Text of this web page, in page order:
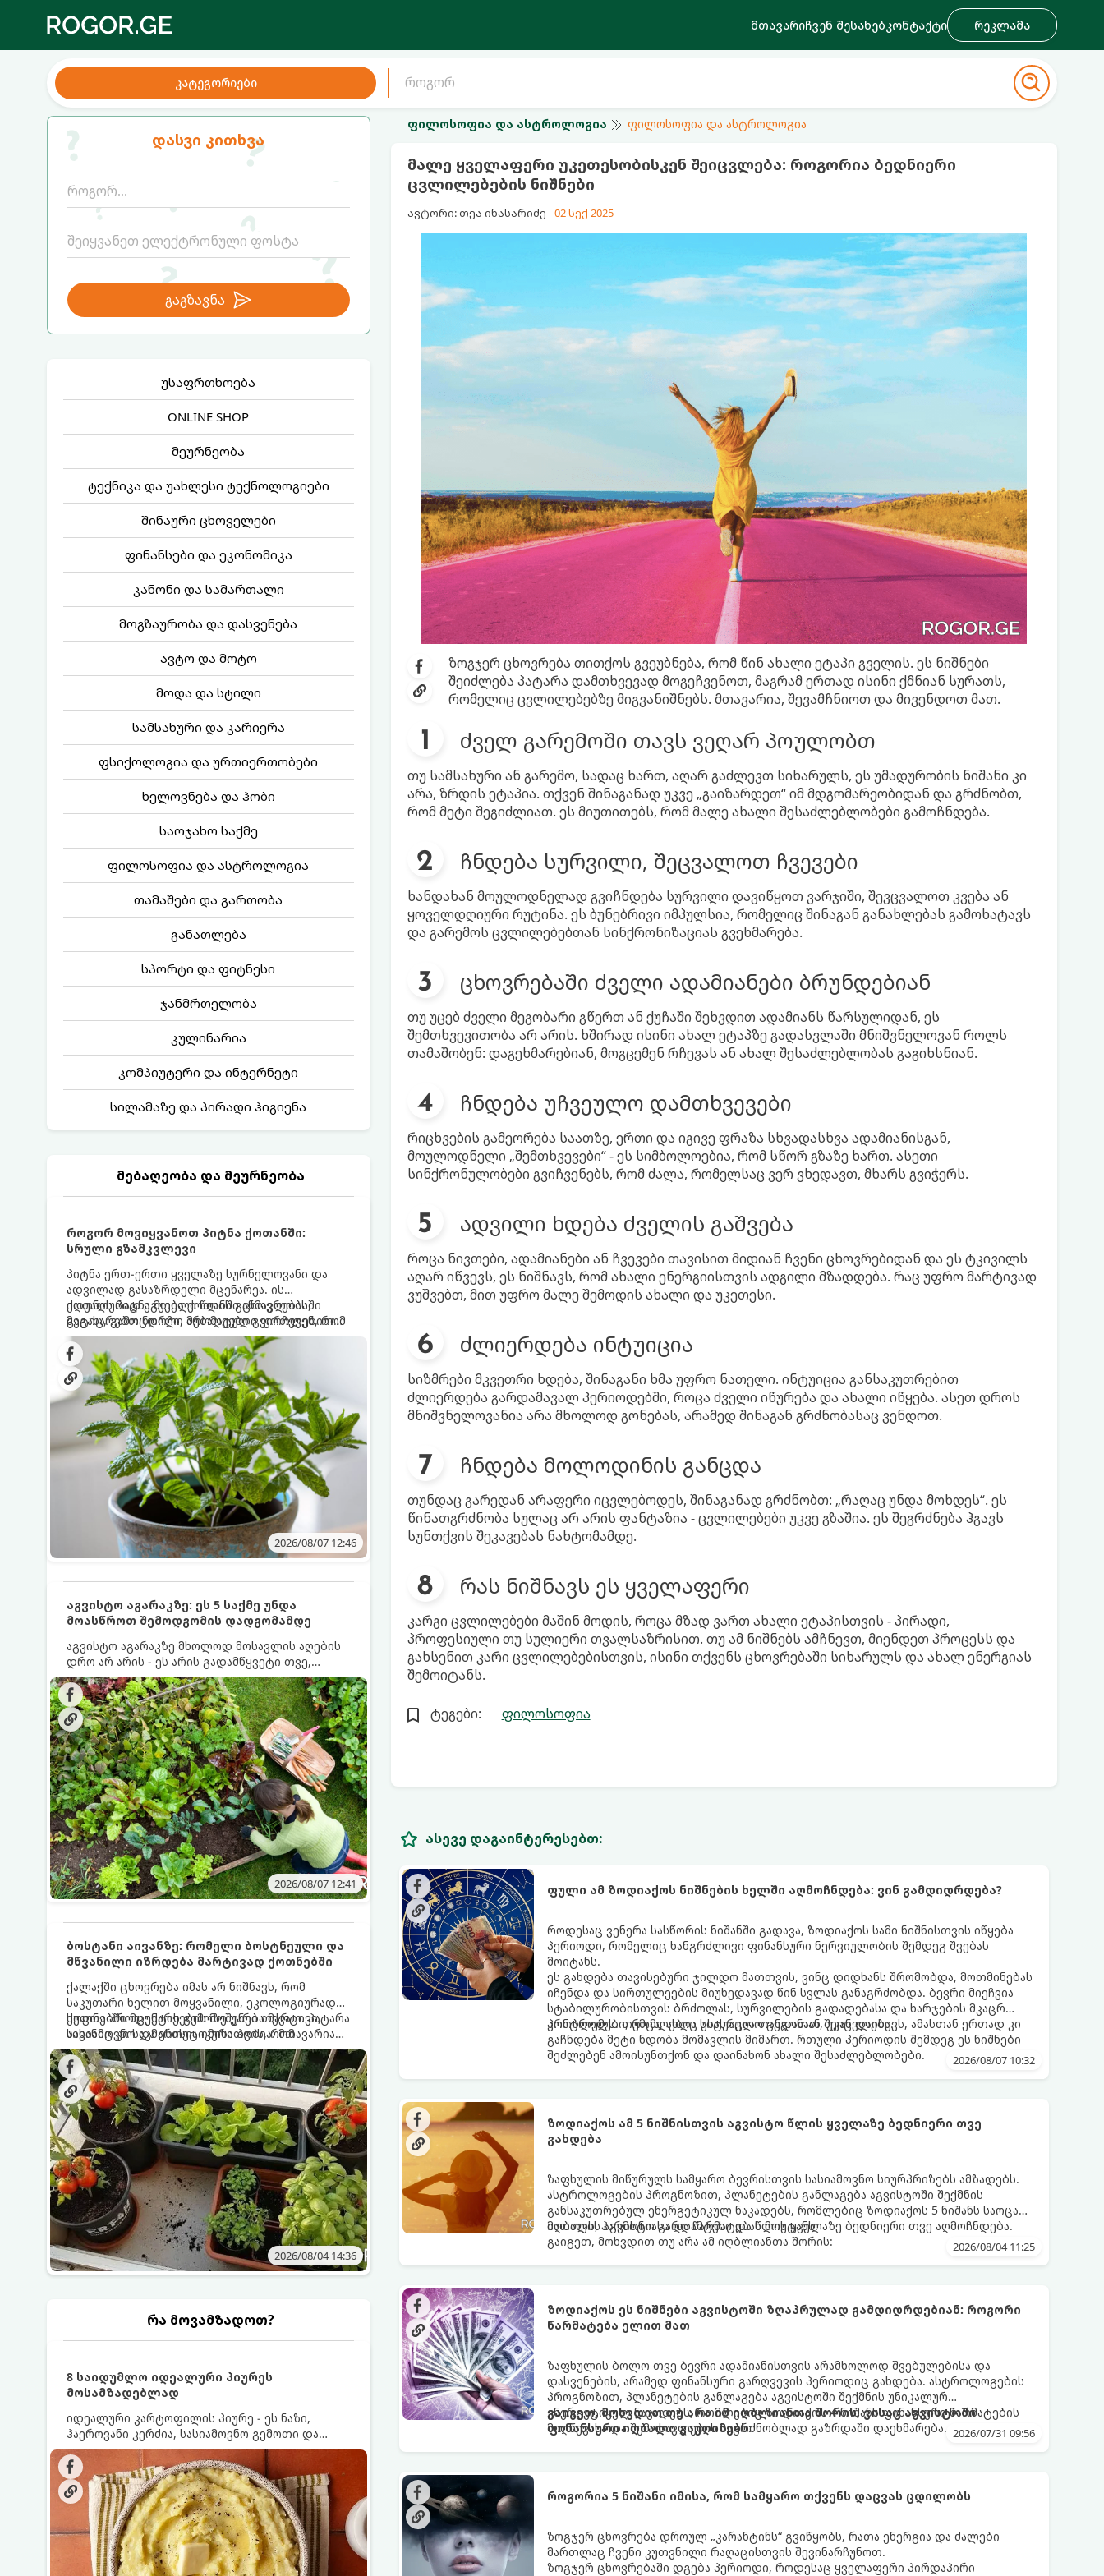
მთავარიჩვენ შესახებკონტაქტი რეკლამა
კატეგორიები
დასვი კითხვა
გაგზავნა
უსაფრთხოება
ONLINE SHOP
მეურნეობა
ტექნიკა და უახლესი ტექნოლოგიები
შინაური ცხოველები
ფინანსები და ეკონომიკა
კანონი და სამართალი
მოგზაურობა და დასვენება
ავტო და მოტო
მოდა და სტილი
სამსახური და კარიერა
ფსიქოლოგია და ურთიერთობები
ხელოვნება და ჰობი
საოჯახო საქმე
ფილოსოფია და ასტროლოგია
თამაშები და გართობა
განათლება
სპორტი და ფიტნესი
ჯანმრთელობა
კულინარია
კომპიუტერი და ინტერნეტი
სილამაზე და პირადი ჰიგიენა
მებაღეობა და მეურნეობა
როგორ მოვიყვანოთ პიტნა ქოთანში:
სრული გზამკვლევი
პიტნა ერთ-ერთი ყველაზე სურნელოვანი და
ადვილად გასაზრდელი მცენარეა. ის
იდეალურად ეგუება ქოთანში ცხოვრებას,
მეტიც, გამოცდილი მებაღეები გვირჩევენ, რომ
პიტნა მხოლოდ ქოთანში მოვიყვანოთ, რადგან
ღია გრუნტში (ბაღში) დარგვისას ის ფესვებით
ძალიან სწრაფად ვრცელდება და სხვა
მცენარეებს ავიწროებს.
ქოთნის პიტნა მთელი წლის განმავლობაში
გაგახარებთ ნორჩი, არომატული ფოთლებით
ჩაის, ლიმონათისა თუ კერძებისთვის.
2026/08/07 12:46
აგვისტო აგარაკზე: ეს 5 საქმე უნდა
მოასწროთ შემოდგომის დადგომამდე
აგვისტო აგარაკზე მხოლოდ მოსავლის აღების
დრო არ არის - ეს არის გადამწყვეტი თვე,
როდესაც საფუძველი ეყრება მომავალი წლის
მოსავალს და ბაღი მზადდება შემოდგომა-
ზამთრის სეზონისთვის. იმისათვის, რომ
ნიადაგმა ენერგია აღიდგინოს, ხოლო
მცენარეებმა ზამთარს გაუძლონ, აგვისტოს
ბოლომდე 5 მნიშვნელოვანი საქმის გაკეთება
უნდა მოასწროთ:
2026/08/07 12:41
ბოსტანი აივანზე: რომელი ბოსტნეული და
მწვანილი იზრდება მარტივად ქოთნებში
ქალაქში ცხოვრება იმას არ ნიშნავს, რომ
საკუთარი ხელით მოყვანილი, ეკოლოგიურად
სუფთა პროდუქტის გემოზე უარი თქვათ. პატარა
აივანიც კი საკმარისია იმისათვის, რომ
მოიწყოთ მინი-ბოსტანი, საიდანაც
ყოველდღიურად ახალ, არომატულ მწვანილსა
და ბოსტნეულს მოკრეფთ.
ქოთნებში მცენარეების მოშენება მარტივი,
სასიამოვნო და ესთეტიკური ჰობია. მთავარია
იცოდეთ, რომელი კულტურები ეგუებიან
ქოთნის პირობებს ყველაზე კარგად და როგორ
მოუაროთ მათ სწორად.
2026/08/04 14:36
რა მოვამზადოთ?
8 საიდუმლო იდეალური პიურეს
მოსამზადებლად
იდეალური კარტოფილის პიურე - ეს ნაზი,
ჰაეროვანი კერძია, სასიამოვნო გემოთი და
ნაღების-მოყვითალო ფერით. მისი მომზადება
ძალიან მარტივია, მაგრამ არსებობს რამდენიმე
საიდუმლო, რომლებიც უნდა იცოდეთ, რომ
პიურე იდეალურად გემრიელი გამოვიდეს.
ფილოსოფია და ასტროლოგია ფილოსოფია და ასტროლოგია
მალე ყველაფერი უკეთესობისკენ შეიცვლება: როგორია ბედნიერი
ცვლილებების ნიშნები
ავტორი: თეა ინასარიძე 02 სექ 2025
ზოგჯერ ცხოვრება თითქოს გვეუბნება, რომ წინ ახალი ეტაპი გველის. ეს ნიშნები
შეიძლება პატარა დამთხვევად მოგეჩვენოთ, მაგრამ ერთად ისინი ქმნიან სურათს,
რომელიც ცვლილებებზე მიგვანიშნებს. მთავარია, შევამჩნიოთ და მივენდოთ მათ.
ძველ გარემოში თავს ვეღარ პოულობთ
თუ სამსახური ან გარემო, სადაც ხართ, აღარ გაძლევთ სიხარულს, ეს უმადურობის ნიშანი კი
არა, ზრდის ეტაპია. თქვენ შინაგანად უკვე „გაიზარდეთ“ იმ მდგომარეობიდან და გრძნობთ,
რომ მეტი შეგიძლიათ. ეს მიუთითებს, რომ მალე ახალი შესაძლებლობები გამოჩნდება.
ჩნდება სურვილი, შეცვალოთ ჩვევები
ხანდახან მოულოდნელად გვიჩნდება სურვილი დავიწყოთ ვარჯიში, შევცვალოთ კვება ან
ყოველდღიური რუტინა. ეს ბუნებრივი იმპულსია, რომელიც შინაგან განახლებას გამოხატავს
და გარემოს ცვლილებებთან სინქრონიზაციას გვეხმარება.
ცხოვრებაში ძველი ადამიანები ბრუნდებიან
თუ უცებ ძველი მეგობარი გწერთ ან ქუჩაში შეხვდით ადამიანს წარსულიდან, ეს
შემთხვევითობა არ არის. ხშირად ისინი ახალ ეტაპზე გადასვლაში მნიშვნელოვან როლს
თამაშობენ: დაგეხმარებიან, მოგცემენ რჩევას ან ახალ შესაძლებლობას გაგიხსნიან.
ჩნდება უჩვეულო დამთხვევები
რიცხვების გამეორება საათზე, ერთი და იგივე ფრაზა სხვადასხვა ადამიანისგან,
მოულოდნელი „შემთხვევები“ - ეს სიმბოლოებია, რომ სწორ გზაზე ხართ. ასეთი
სინქრონულობები გვიჩვენებს, რომ ძალა, რომელსაც ვერ ვხედავთ, მხარს გვიჭერს.
ადვილი ხდება ძველის გაშვება
როცა ნივთები, ადამიანები ან ჩვევები თავისით მიდიან ჩვენი ცხოვრებიდან და ეს ტკივილს
აღარ იწვევს, ეს ნიშნავს, რომ ახალი ენერგიისთვის ადგილი მზადდება. რაც უფრო მარტივად
ვუშვებთ, მით უფრო მალე შემოდის ახალი და უკეთესი.
ძლიერდება ინტუიცია
სიზმრები მკვეთრი ხდება, შინაგანი ხმა უფრო ნათელი. ინტუიცია განსაკუთრებით
ძლიერდება გარდამავალ პერიოდებში, როცა ძველი იწურება და ახალი იწყება. ასეთ დროს
მნიშვნელოვანია არა მხოლოდ გონებას, არამედ შინაგან გრძნობასაც ვენდოთ.
ჩნდება მოლოდინის განცდა
თუნდაც გარედან არაფერი იცვლებოდეს, შინაგანად გრძნობთ: „რაღაც უნდა მოხდეს“. ეს
წინათგრძნობა სულაც არ არის ფანტაზია - ცვლილებები უკვე გზაშია. ეს შეგრძნება ჰგავს
სუნთქვის შეკავებას ნახტომამდე.
რას ნიშნავს ეს ყველაფერი
კარგი ცვლილებები მაშინ მოდის, როცა მზად ვართ ახალი ეტაპისთვის - პირადი,
პროფესიული თუ სულიერი თვალსაზრისით. თუ ამ ნიშნებს ამჩნევთ, მიენდეთ პროცესს და
გახსენით კარი ცვლილებებისთვის, ისინი თქვენს ცხოვრებაში სიხარულს და ახალ ენერგიას
შემოიტანს.
ტეგები: ფილოსოფია
ასევე დაგაინტერესებთ:
ფული ამ ზოდიაქოს ნიშნების ხელში აღმოჩნდება: ვინ გამდიდრდება?
როდესაც ვენერა სასწორის ნიშანში გადავა, ზოდიაქოს სამი ნიშნისთვის იწყება
პერიოდი, რომელიც ხანგრძლივი ფინანსური ნერვიულობის შემდეგ შვებას
მოიტანს.
ეს გახდება თავისებური ჯილდო მათთვის, ვინც დიდხანს შრომობდა, მოთმინებას
იჩენდა და სირთულეების მიუხედავად წინ სვლას განაგრძობდა. ბევრი მიეჩვია
სტაბილურობისთვის ბრძოლას, სურვილების გადადებასა და ხარჯების მკაცრ
კონტროლს. თუმცა, ახლა სიტუაცია თანდათან შეიცვლება.
პრობლემები, რომლებიც უსასრულო გეგონათ, უკან დაიხევს, ამასთან ერთად კი
გაჩნდება მეტი ნდობა მომავლის მიმართ. რთული პერიოდის შემდეგ ეს ნიშნები
შეძლებენ ამოისუნთქონ და დაინახონ ახალი შესაძლებლობები.
2026/08/07 10:32
ზოდიაქოს ამ 5 ნიშნისთვის აგვისტო წლის ყველაზე ბედნიერი თვე
გახდება
ზაფხულის მიწურულს სამყარო ბევრისთვის სასიამოვნო სიურპრიზებს ამზადებს.
ასტროლოგების პროგნოზით, პლანეტების განლაგება აგვისტოში შექმნის
განსაკუთრებულ ენერგეტიკულ ნაკადებს, რომლებიც ზოდიაქოს 5 ნიშანს საოცარ
იღბალს, ჰარმონიასა და წარმატებას მოუტანს.
მათთვის აგვისტო გარდამტეხი და წლის ყველაზე ბედნიერი თვე აღმოჩნდება.
გაიგეთ, მოხვდით თუ არა ამ იღბლიანთა შორის:
2026/08/04 11:25
ზოდიაქოს ეს ნიშნები აგვისტოში ზღაპრულად გამდიდრდებიან: როგორი
წარმატება ელით მათ
ზაფხულის ბოლო თვე ბევრი ადამიანისთვის არამხოლოდ შვებულებისა და
დასვენების, არამედ ფინანსური გარღვევის პერიოდიც გახდება. ასტროლოგების
პროგნოზით, პლანეტების განლაგება აგვისტოში შექმნის უნიკალურ
ენერგეტიკულ ნაკადებს, რომლებიც ზოდიაქოს 4 ნიშანს ფინანსური წარმატების
მიღწევასა და შემოსავლების საგრძნობლად გაზრდაში დაეხმარება.
გაიგეთ, მოხვდით თუ არა იმ იღბლიანთა შორის, ვისაც აგვისტოში
ფინანსური იღბალი გაუღიმებს:
2026/07/31 09:56
როგორია 5 ნიშანი იმისა, რომ სამყარო თქვენს დაცვას ცდილობს
ზოგჯერ ცხოვრება დროულ „კარანტინს“ გვიწყობს, რათა ენერგია და ძალები
მართლაც ჩვენი კუთვნილი რაღაცისთვის შევინარჩუნოთ.
ზოგჯერ ცხოვრებაში დგება პერიოდი, როდესაც ყველაფერი პირდაპირი